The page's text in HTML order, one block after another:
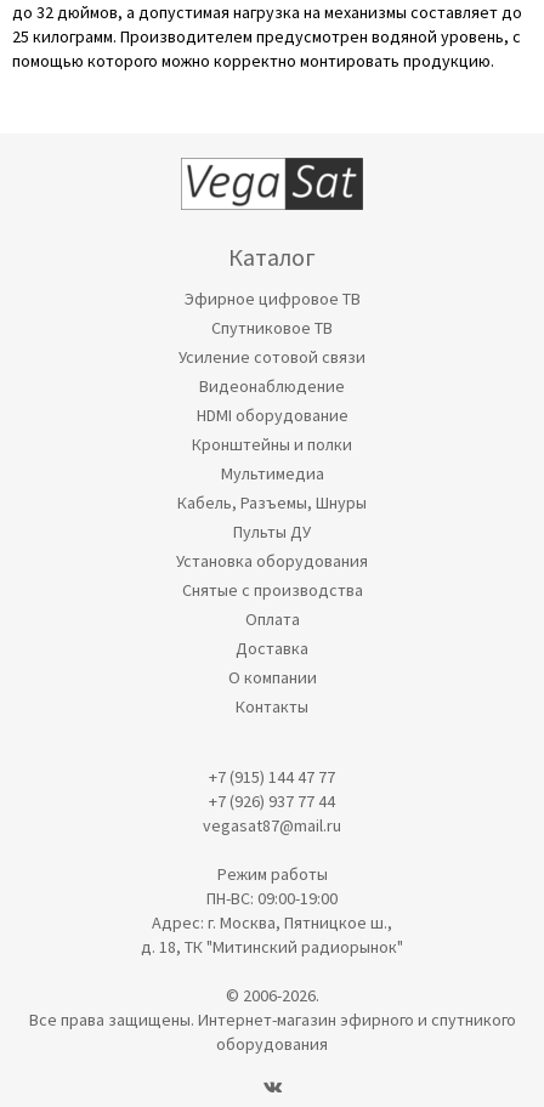
до 32 дюймов, а допустимая нагрузка на механизмы составляет до
25 килограмм. Производителем предусмотрен водяной уровень, с
помощью которого можно корректно монтировать продукцию.
Каталог
Эфирное цифровое ТВ
Спутниковое ТВ
Усиление сотовой связи
Видеонаблюдение
HDMI оборудование
Кронштейны и полки
Мультимедиа
Кабель, Разъемы, Шнуры
Пульты ДУ
Установка оборудования
Снятые с производства
Оплата
Доставка
О компании
Контакты
+7 (915) 144 47 77
+7 (926) 937 77 44
vegasat87@mail.ru
Режим работы
ПН-ВС: 09:00-19:00
Адрес: г. Москва, Пятницкое ш.,
д. 18, ТК "Митинский радиорынок"
© 2006-2026.
Все права защищены. Интернет-магазин эфирного и спутникого
оборудования